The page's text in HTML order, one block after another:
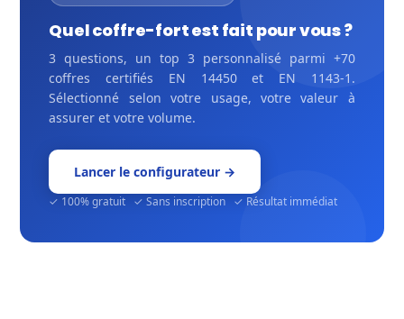
Quel coffre-fort est fait pour vous ?
3 questions, un top 3 personnalisé parmi +70
coffres certifiés EN 14450 et EN 1143-1.
Sélectionné selon votre usage, votre valeur à
assurer et votre volume.
Lancer le configurateur →
✓ 100% gratuit ✓ Sans inscription ✓ Résultat immédiat